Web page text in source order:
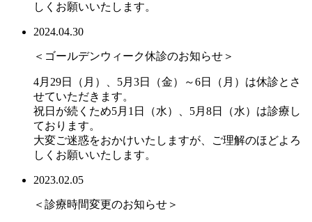
しくお願いいたします。
2024.04.30
＜ゴールデンウィーク休診のお知らせ＞
4月29日（月）、5月3日（金）～6日（月）は休診とさ
せていただきます。
祝日が続くため5月1日（水）、5月8日（水）は診療し
ております。
大変ご迷惑をおかけいたしますが、ご理解のほどよろ
しくお願いいたします。
2023.02.05
＜診療時間変更のお知らせ＞